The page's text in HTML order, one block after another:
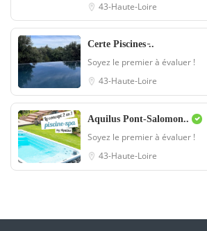
43-Haute-Loire
Certe Piscines ̵..
Soyez le premier à évaluer !
43-Haute-Loire
Aquilus Pont-Salomon..
Soyez le premier à évaluer !
43-Haute-Loire